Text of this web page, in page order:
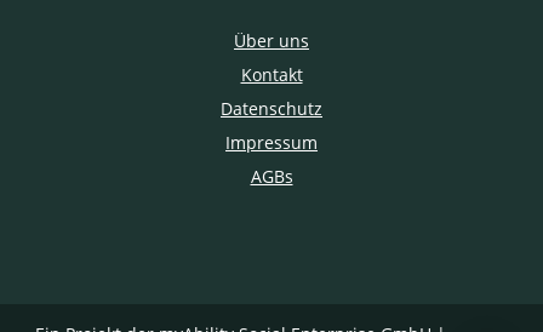
Über uns
Kontakt
Datenschutz
Impressum
AGBs